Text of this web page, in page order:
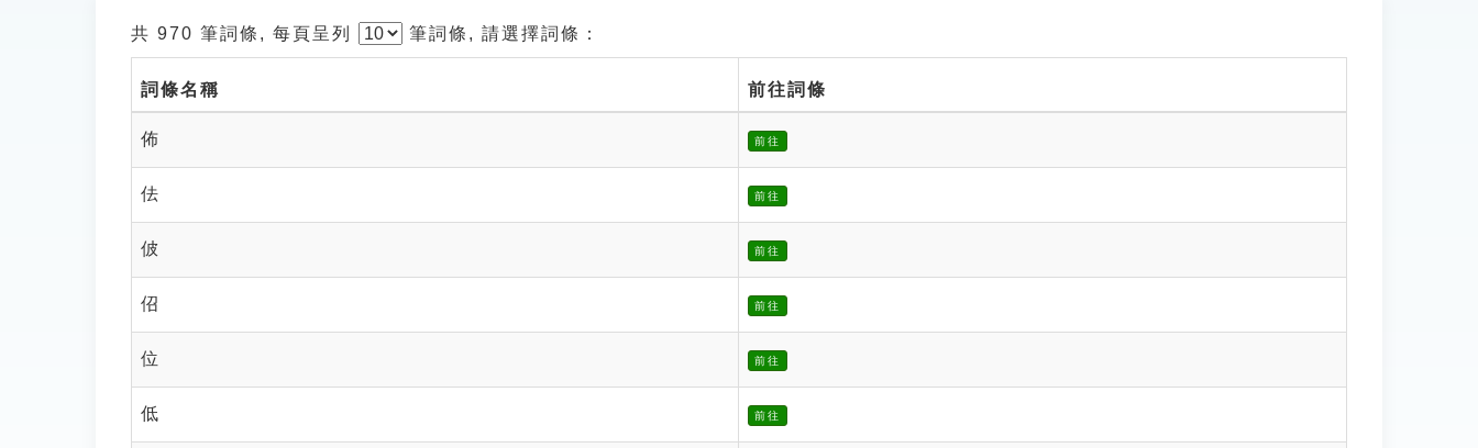
共 970 筆詞條, 每頁呈列 筆詞條, 請選擇詞條：
詞條名稱 前往詞條
佈 前往
佉 前往
佊 前往
佋 前往
位 前往
低 前往